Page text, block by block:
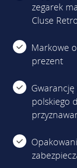
zegarek
Cluse
Markowe
prezent
polskiego